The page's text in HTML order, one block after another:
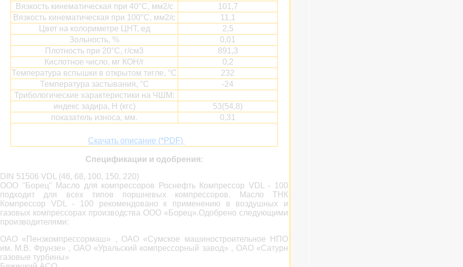
Вязкость кинематическая при 40°С, мм2/с
101,7
Вязкость кинематическая при 100°С, мм2/с
11,1
Цвет на колориметре ЦНТ, ед
2,5
Зольность, %
0,01
Плотность при 20°С, г/см3
891,3
Кислотное число, мг КОН/г
0,2
Температура вспышки в открытом тигле, °С
232
Температура застывания, °С
-24
Трибологические характеристики на ЧШМ:
индекс задира, Н (кгс)
53(54,8)
показатель износа, мм.
0,31
Скачать описание (*PDF)
Спецификации и одобрения:
DIN 51506 VDL (46, 68, 100, 150, 220)
ООО "Борец" Масло для компрессоров Роснефть Компрессор VDL - 100
подходит для всех типов поршневых компрессоров. Масло ТНК
Компрессор VDL - 100 рекомендовано к применению в воздушных и
газовых компрессорах производства ООО «Борец».Одобрено следующими
производителями:
ОАО «Пензкомпрессормаш» , ОАО «Сумское машиностроительное НПО
им. М.В. Фрунзе» , ОАО «Уральский компрессорный завод» , ОАО «Сатурн
газовые турбины»